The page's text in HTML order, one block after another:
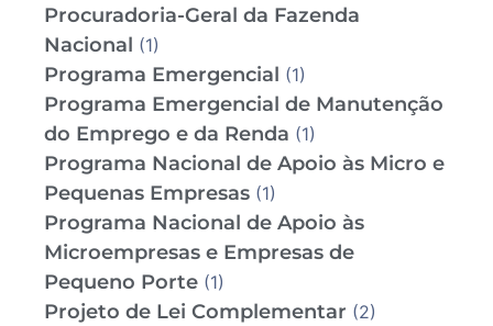
Procuradoria-Geral da Fazenda
Nacional (1)
Programa Emergencial (1)
Programa Emergencial de Manutenção
do Emprego e da Renda (1)
Programa Nacional de Apoio às Micro e
Pequenas Empresas (1)
Programa Nacional de Apoio às
Microempresas e Empresas de
Pequeno Porte (1)
Projeto de Lei Complementar (2)